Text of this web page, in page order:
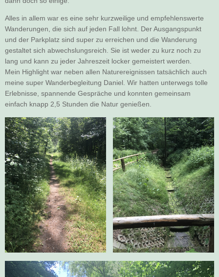
Alles in allem war es eine sehr kurzweilige und empfehlenswerte
Wanderungen, die sich auf jeden Fall lohnt. Der Ausgangspunkt
und der Parkplatz sind super zu erreichen und die Wanderung
gestaltet sich abwechslungsreich. Sie ist weder zu kurz noch zu
lang und kann zu jeder Jahreszeit locker gemeistert werden.
Mein Highlight war neben allen Naturereignissen tatsächlich auch
meine super Wanderbegleitung Daniel. Wir hatten unterwegs tolle
Erlebnisse, spannende Gespräche und konnten gemeinsam
einfach knapp 2,5 Stunden die Natur genießen.